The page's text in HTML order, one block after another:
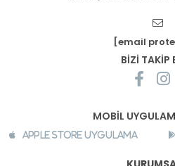
[email
BİZİ TAKİP
MOBİL
Apple Store Uygulama